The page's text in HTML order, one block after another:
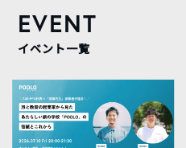
EVENT
イベント一覧